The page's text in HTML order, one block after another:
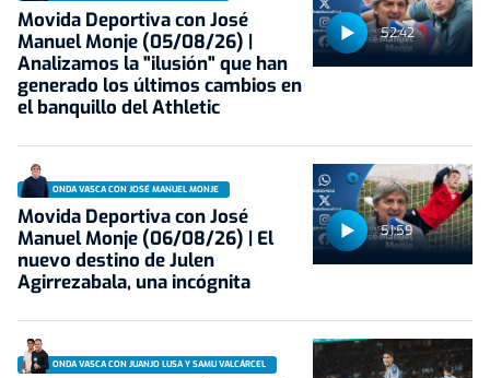
52:42
Movida Deportiva con José
Manuel Monje (05/08/26) |
Analizamos la "ilusión" que han
generado los últimos cambios en
el banquillo del Athletic
51:59
ONDA VASCA CON JOSÉ MANUEL MONJE
Movida Deportiva con José
Manuel Monje (06/08/26) | El
nuevo destino de Julen
Agirrezabala, una incógnita
ONDA VASCA CON JUANJO LUSA Y SAMU VALCÁRCEL